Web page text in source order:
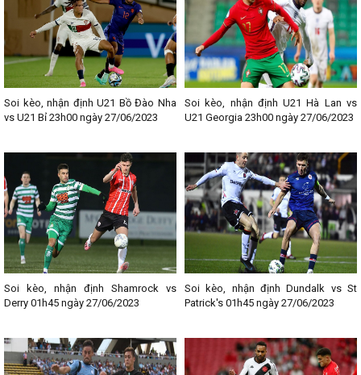
Soi kèo, nhận định U21 Bồ Đào Nha
vs U21 Bỉ 23h00 ngày 27/06/2023
Soi kèo, nhận định U21 Hà Lan vs
U21 Georgia 23h00 ngày 27/06/2023
Soi kèo, nhận định Shamrock vs
Derry 01h45 ngày 27/06/2023
Soi kèo, nhận định Dundalk vs St
Patrick's 01h45 ngày 27/06/2023